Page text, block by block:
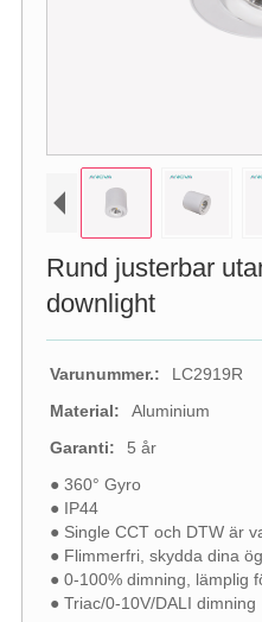
Rund justerbar
downlight
Varunummer.:
LC2919R
Material:
Aluminium
Garanti:
5 år
● 360° Gyro
● IP44
● Single CCT och DTW är
● Flimmerfri, skydda dina
● 0-100% dimning, lämplig
● Triac/0-10V/DALI dimning